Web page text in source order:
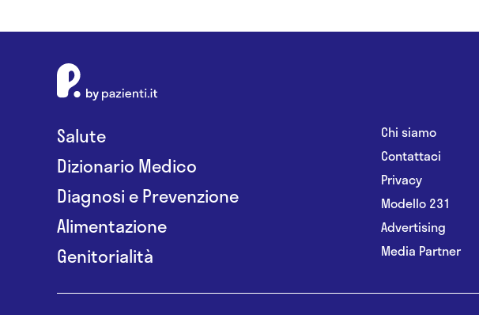
Salute
Dizionario Medico
Diagnosi e Prevenzione
Alimentazione
Genitorialità
Chi siamo
Contattaci
Privacy
Modello 231
Advertising
Media Partner